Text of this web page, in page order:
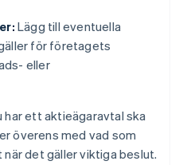
Lägg till eventuella
för företagets
eller
har ett aktieägaravtal ska
överens med vad som
det gäller viktiga beslut.